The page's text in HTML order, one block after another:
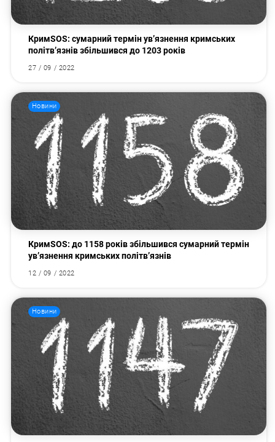
КримSOS: сумарний термін ув’язнення кримських
політв’язнів збільшився до 1203 років
27 / 09 / 2022
Новини
КримSOS: до 1158 років збільшився сумарний термін
ув’язнення кримських політв’язнів
12 / 09 / 2022
Новини